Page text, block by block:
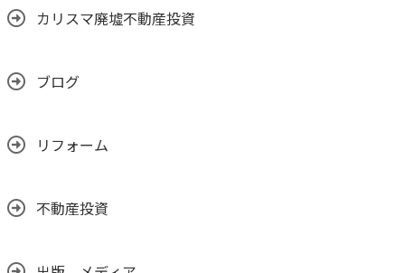
カリスマ廃墟不動産投資
ブログ
リフォーム
不動産投資